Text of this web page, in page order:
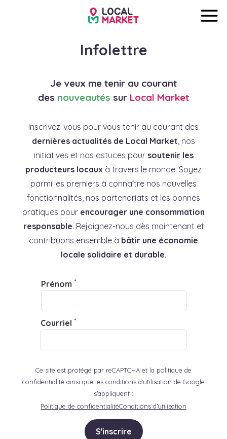
Infolettre
Je veux me tenir au courant
des nouveautés sur Local Market
Inscrivez-vous pour vous tenir au courant des
dernières actualités de Local Market, nos
initiatives et nos astuces pour soutenir les
producteurs locaux à travers le monde. Soyez
parmi les premiers à connaître nos nouvelles
fonctionnalités, nos partenariats et les bonnes
pratiques pour encourager une consommation
responsable. Rejoignez-nous dès maintenant et
contribuons ensemble à bâtir une économie
locale solidaire et durable.
Prénom *
Courriel *
Ce site est protégé par reCAPTCHA et la politique de
confidentialité ainsi que les conditions d'utilisation de Google
s'appliquent :
Politique de confidentialitéConditions d’utilisation
S'inscrire